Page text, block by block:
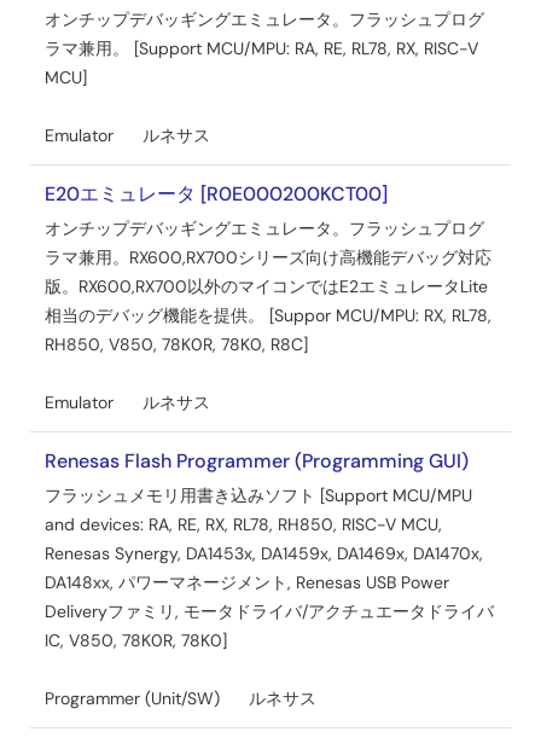
【バージョンアップ】統合開発環境 e² studio 2024-10
PDF
274 KB
English
2024年10月20日
クイックスタートガイド
macOS用e² studioクイックスタートガイド
PDF
3.36 MB
English
2024年9月30日
アプリケーションノート
e² studioでIARシステムズ社製コンパイラを使用する方法
PDF
781 KB
English
イラを組み込み、プロジェクト作成やビルドオプション設
定、ビルド実行を可能にする手順を説明する。IAR
Embedded WorkbenchとIAR Eclipseプラグインのインスト
紹介。Flexible Software Package（FSP）コンフィグレータ
との併用も推奨し、動作確認環境や詳細なコンパイラ・デ
バッガの使用方法はIARシステムズに問い合わせるよう案内
する。
2024年9月13日
e² studio 2024-07 Release Note
PDF
3.64 MB
オンチップデバッギングエミュレータ。フラッシュプログ
ラマ兼用。 [Support MCU/MPU: RA, RE, RL78, RX, RISC-V
MCU]
Emulator ルネサス
E20エミュレータ [R0E000200KCT00]
オンチップデバッギングエミュレータ。フラッシュプログ
ラマ兼用。RX600,RX700シリーズ向け高機能デバッグ対応
版。RX600,RX700以外のマイコンではE2エミュレータLite
相当のデバッグ機能を提供。 [Suppor MCU/MPU: RX, RL78,
RH850, V850, 78K0R, 78K0, R8C]
Emulator ルネサス
Renesas Flash Programmer (Programming GUI)
フラッシュメモリ用書き込みソフト [Support MCU/MPU
and devices: RA, RE, RX, RL78, RH850, RISC-V MCU,
Renesas Synergy, DA1453x, DA1459x, DA1469x, DA1470x,
DA148xx, パワーマネージメント, Renesas USB Power
Deliveryファミリ, モータドライバ/アクチュエータドライバ
IC, V850, 78K0R, 78K0]
Programmer (Unit/SW) ルネサス